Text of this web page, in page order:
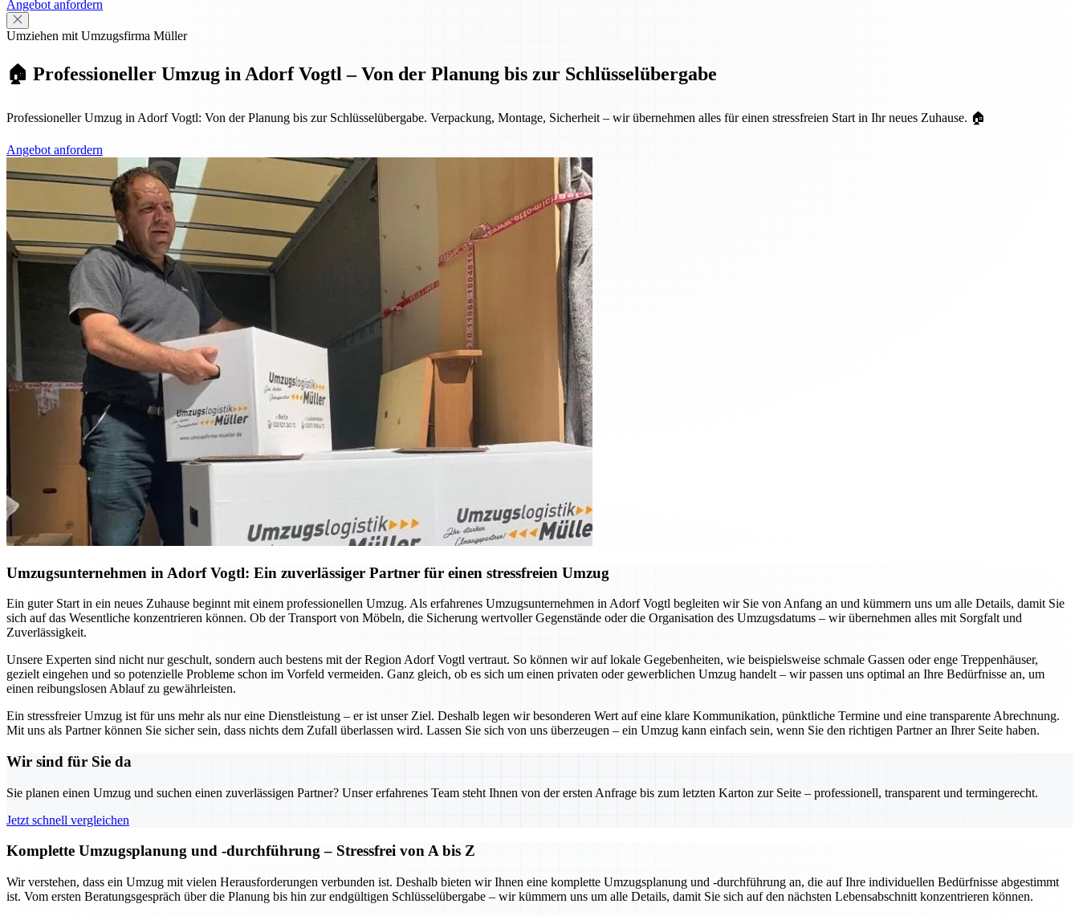
Angebot anfordern
Umziehen mit Umzugsfirma Müller
🏠 Professioneller Umzug in Adorf Vogtl – Von der Planung bis zur Schlüsselübergabe
Professioneller Umzug in Adorf Vogtl: Von der Planung bis zur Schlüsselübergabe. Verpackung, Montage, Sicherheit – wir übernehmen alles für einen stressfreien Start in Ihr neues Zuhause. 🏠
Angebot anfordern
Umzugsunternehmen in Adorf Vogtl: Ein zuverlässiger Partner für einen stressfreien Umzug
Ein guter Start in ein neues Zuhause beginnt mit einem professionellen Umzug. Als erfahrenes Umzugsunternehmen in Adorf Vogtl begleiten wir Sie von Anfang an und kümmern uns um alle Details, damit Sie
sich auf das Wesentliche konzentrieren können. Ob der Transport von Möbeln, die Sicherung wertvoller Gegenstände oder die Organisation des Umzugsdatums – wir übernehmen alles mit Sorgfalt und
Zuverlässigkeit.
Unsere Experten sind nicht nur geschult, sondern auch bestens mit der Region Adorf Vogtl vertraut. So können wir auf lokale Gegebenheiten, wie beispielsweise schmale Gassen oder enge Treppenhäuser,
gezielt eingehen und so potenzielle Probleme schon im Vorfeld vermeiden. Ganz gleich, ob es sich um einen privaten oder gewerblichen Umzug handelt – wir passen uns optimal an Ihre Bedürfnisse an, um
einen reibungslosen Ablauf zu gewährleisten.
Ein stressfreier Umzug ist für uns mehr als nur eine Dienstleistung – er ist unser Ziel. Deshalb legen wir besonderen Wert auf eine klare Kommunikation, pünktliche Termine und eine transparente Abrechnung.
Mit uns als Partner können Sie sicher sein, dass nichts dem Zufall überlassen wird. Lassen Sie sich von uns überzeugen – ein Umzug kann einfach sein, wenn Sie den richtigen Partner an Ihrer Seite haben.
Wir sind für Sie da
Sie planen einen Umzug und suchen einen zuverlässigen Partner? Unser erfahrenes Team steht Ihnen von der ersten Anfrage bis zum letzten Karton zur Seite – professionell, transparent und termingerecht.
Jetzt schnell vergleichen
Komplette Umzugsplanung und -durchführung – Stressfrei von A bis Z
Wir verstehen, dass ein Umzug mit vielen Herausforderungen verbunden ist. Deshalb bieten wir Ihnen eine komplette Umzugsplanung und -durchführung an, die auf Ihre individuellen Bedürfnisse abgestimmt
ist. Vom ersten Beratungsgespräch über die Planung bis hin zur endgültigen Schlüsselübergabe – wir kümmern uns um alle Details, damit Sie sich auf den nächsten Lebensabschnitt konzentrieren können.